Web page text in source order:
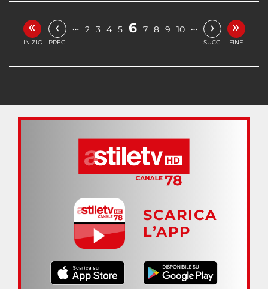
«
INIZIO
‹
PREC.
… 2 3 4 5 6 7 8 9 10 … ›
SUCC.
»
FINE
SCARICA
L’APP